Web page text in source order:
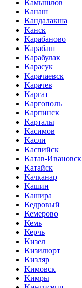
Камышлов
Канаш
Кандалакша
Канск
Карабаново
Карабаш
Карабулак
Карасук
Карачаевск
Карачев
Каргат
Каргополь
Карпинск
Карталы
Касимов
Касли
Каспийск
Катав-Ивановск
Катайск
Качканар
Кашин
Кашира
Кедровый
Кемерово
Кемь
Керчь
Кизел
Кизилюрт
Кизляр
Кимовск
Кимры